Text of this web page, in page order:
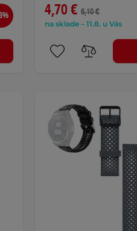
4,70 € 6,10 €
na sklade – 11.8. u Vás